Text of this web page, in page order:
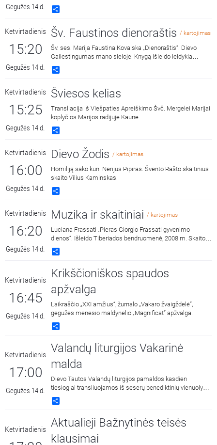
Gegužės 14 d.
kasdien 15:00 ir 3:00 kviečia melstis drauge kalbant Dievo
Gailestingumo vainikėlį ir litaniją bei pasiklausyti ištraukų iš
Dievo Gailestingumo šventovės Vilniuje, kur saugomas ir
pagal šv. Faustinos regėjimus.
Ketvirtadienis
15:20
Gegužės 14 d.
Šv. Faustinos dienoraštis / kartojimas
Šv. ses. Marija Faustina Kovalska „Dienoraštis“. Dievo
Gailestingumas mano sieloje. Knygą išleido leidykla
„Katalikų pasaulio leidiniai“, 2014 m.
Ketvirtadienis
15:25
Gegužės 14 d.
Šviesos kelias
Transliacija iš Viešpaties Apreiškimo Švč. Mergelei Marijai
koplyčios Marijos radijuje Kaune
Ketvirtadienis
16:00
Gegužės 14 d.
Dievo Žodis / kartojimas
Homiliją sako kun. Nerijus Pipiras. Švento Rašto skaitinius
skaito Vilius Kaminskas.
Ketvirtadienis
16:20
Gegužės 14 d.
Muzika ir skaitiniai / kartojimas
Luciana Frassati „Pieras Giorgio Frassati gyvenimo
dienos“. Išleido Tiberiados bendruomenė, 2008 m. Skaito
Jonas Lamauskas.
Ketvirtadienis
16:45
Gegužės 14 d.
Krikščioniškos spaudos
apžvalga
Laikraščio „XXI amžius“, žurnalo „Vakaro žvaigždelė“,
gegužės mėnesio maldynėlio „Magnificat“ apžvalga.
Ketvirtadienis
17:00
Gegužės 14 d.
Valandų liturgijos Vakarinė
malda
Dievo Tautos Valandų liturgijos pamaldos kasdien
tiesiogiai transliuojamos iš seserų benediktinių vienuolyno
Kaune.
Ketvirtadienis Aktualieji Bažnytinės teisės
klausimai